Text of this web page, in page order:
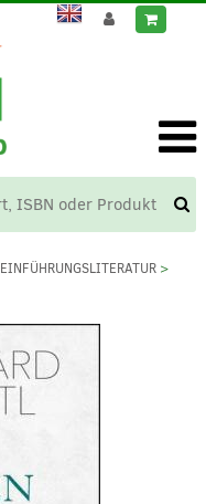
EINFÜHRUNGSLITERATUR>